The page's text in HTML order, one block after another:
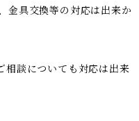
金具交換等の対応は出来か
相談についても対応は出来